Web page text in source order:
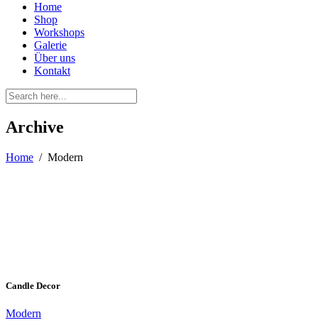
Home
Shop
Workshops
Galerie
Über uns
Kontakt
Archive
Home / Modern
Candle Decor
Modern